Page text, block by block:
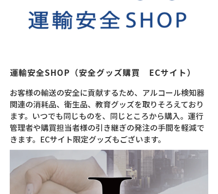
運輸安全SHOP（安全グッズ購買　ECサイト）
お客様の輸送の安全に貢献するため、アルコール検知器
関連の消耗品、衛生品、教育グッズを取りそろえており
ます。いつでも同じものを、同じところから購入。運行
管理者や購買担当者様の引き継ぎの発注の手間を軽減で
きます。ECサイト限定グッズもございます。